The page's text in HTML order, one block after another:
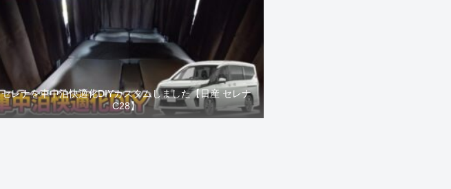
セレナを車中泊快適化DIYカスタムしました【日産 セレナ
C28】